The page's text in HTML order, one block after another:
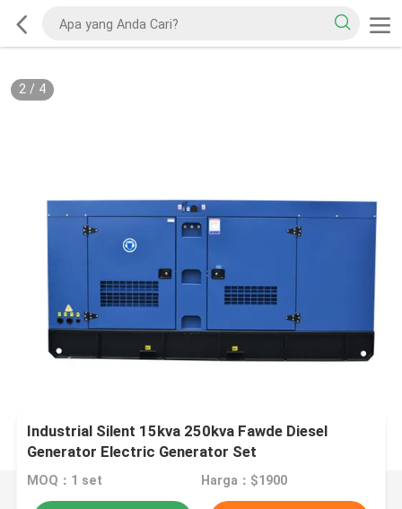
2/ 4
Industrial Silent 15kva 250kva Fawde Diesel
Generator Electric Generator Set
MOQ：1 set Harga：$1900